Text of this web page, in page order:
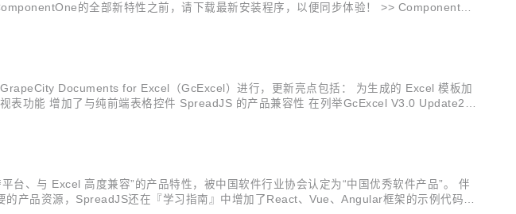
的全部新特性之前，请下载最新安装程序，以便同步体验！ >> ComponentOn
Documents for Excel（GcExcel）进行，更新亮点包括： 为生成的 Excel 模板加
功能 增加了与纯前端表格控件 SpreadJS 的产品兼容性 在列举GcExcel V3.0 Update2的
、与 Excel 高度兼容”的产品特性，被中国软件行业协会认定为“中国优秀软件产品”。 伴
产品资源，SpreadJS还在『学习指南』中增加了React、Vue、Angular框架的示例代码，